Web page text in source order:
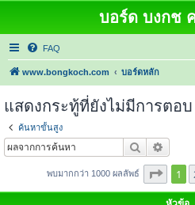
บอร์ด บงกช
FAQ
www.bongkoch.com บอร์ดหลัก
แสดงกระทู้ที่ยังไม่มีการตอบ
ค้นหาขั้นสูง
ค้นหา
พบมากกว่า 1000 ผลลัพธ์ หน้า1